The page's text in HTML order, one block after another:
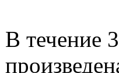
В течение